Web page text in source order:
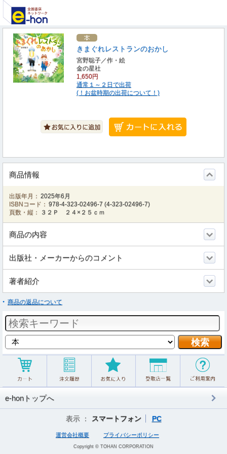
きまぐれレストランのおかし
宮野聡子／作・絵
金の星社
1,650円
通常１～２日で出荷
(！お盆時期の出荷について！)
商品情報
出版年月： 2025年6月
ISBNコード： 978-4-323-02496-7 (4-323-02496-7)
頁数・縦：
３２Ｐ ２４×２５ｃｍ
商品の内容
出版社・メーカーからのコメント
著者紹介
商品の返品について
e-honトップへ
表示 ： スマートフォン PC
運営会社概要 プライバシーポリシー
Copyright © TOHAN CORPORATION